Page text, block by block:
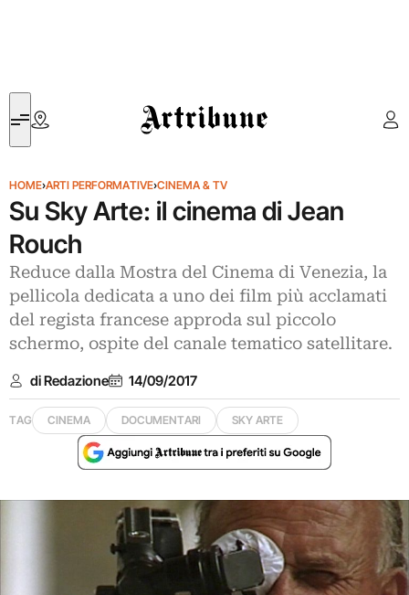
Artribune
HOME›ARTI PERFORMATIVE›CINEMA & TV
Su Sky Arte: il cinema di Jean
Rouch
Reduce dalla Mostra del Cinema di Venezia, la
pellicola dedicata a uno dei film più acclamati
del regista francese approda sul piccolo
schermo, ospite del canale tematico satellitare.
di Redazione 14/09/2017
TAG CINEMA DOCUMENTARI SKY ARTE